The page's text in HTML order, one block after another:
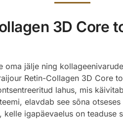
3D Core
oma jälje ning
Retin-Collagen 3D Core
lahus, mis
elavdab see sõna
igapäevaelus on